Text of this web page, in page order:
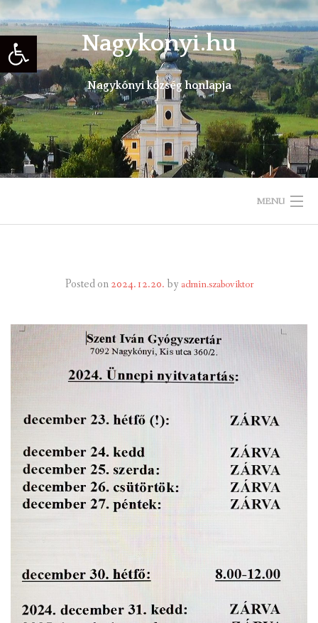
Eszköztár megnyitása
Skip
to
content
Nagykonyi.hu
Nagykónyi község honlapja
MENU
TELEPÜLÉSÜNKRŐL
INTÉZMÉNYEK
INFORMÁCIÓK
GALÉRIA
KAPCSOLAT
LETÖLTHETŐ NYOMTATVÁNYOK
VÁLASZTÁS 2026
TELEPÜLÉSIKÉPVISELŐI VAGYONNYILATKOZATOK – 2026.
ÉV
ROMA NEMZETISÉGI ÖNKORMÁNYZATI KÉPVISELŐK
VAGYONNYILATKOZATA – 2026. ÉV
Posted on2024.12.20.by admin.szaboviktor